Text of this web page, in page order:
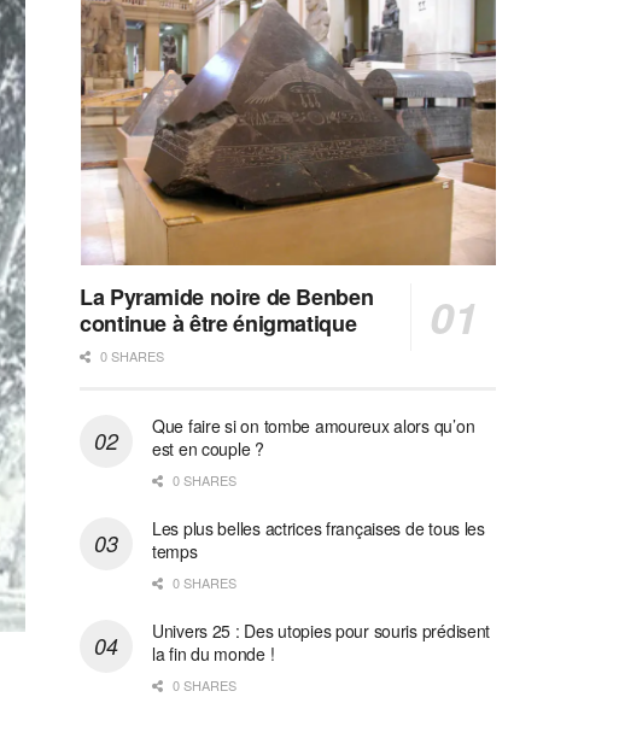
La Pyramide noire de Benben
continue à être énigmatique
0 SHARES
Que faire si on tombe amoureux alors qu’on
est en couple ?
0 SHARES
Les plus belles actrices françaises de tous les
temps
0 SHARES
Univers 25 : Des utopies pour souris prédisent
la fin du monde !
0 SHARES